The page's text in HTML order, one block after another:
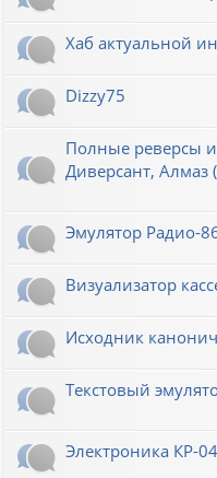
Хаб актуальной
Dizzy75
Полные реверсы
Диверсант, Алмаз
Эмулятор Радио-
Визуализатор
Исходник
Текстовый
Электроника КР-04